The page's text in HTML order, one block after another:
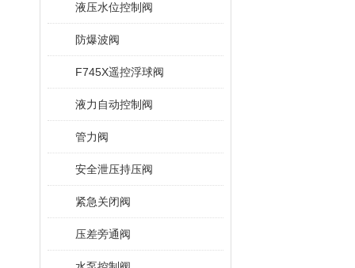
液压水位控制阀
防爆波阀
F745X遥控浮球阀
液力自动控制阀
管力阀
安全泄压持压阀
紧急关闭阀
压差旁通阀